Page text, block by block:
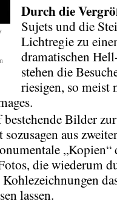
Durchdie
Sujets und die
Lichtregie zu
dramatischen
stehen die
riesigen, so meist
Bilder
aus
„Kopien“
die wiederum
lassen.